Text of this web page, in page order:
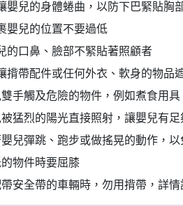
嬰兒的身體蜷曲，以防下巴緊貼胸
嬰兒的位置不要過低
的口鼻、臉部不緊貼著照顧者
揹帶配件或任何外衣、軟身的物品
手觸及危險的物件，例如煮食用具
猛烈的陽光直接照射，讓嬰兒有
兒彈跳、跑步或做搖晃的動作，
物件時要屈膝
安全帶的車輛時，勿用揹帶，詳情